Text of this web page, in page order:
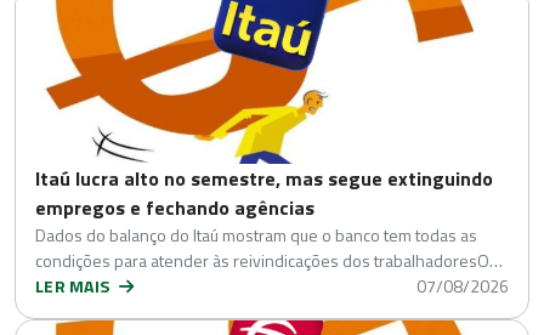
Itaú lucra alto no semestre, mas segue extinguindo
empregos e fechando agências
Dados do balanço do Itaú mostram que o banco tem todas as
condições para atender às reivindicações dos trabalhadoresO…
LER MAIS
07/08/2026